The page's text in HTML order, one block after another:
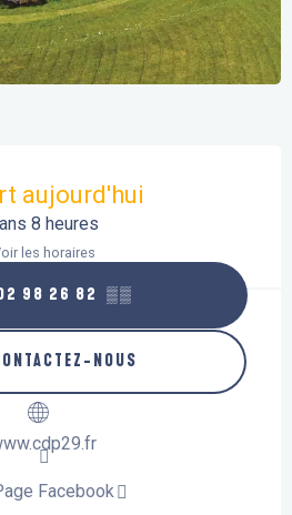
aujourd'hui
8 heures
les horaires
98 26 82 ▒▒
NOUS
Facebook